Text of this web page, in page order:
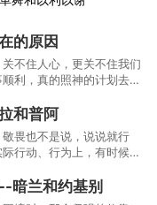
的原因
不住人心，更关不住我们
利，真的照神的计划去进
和普阿
畏也不是说，说说就行
行动、行为上，有时候甚
暗兰和约基别